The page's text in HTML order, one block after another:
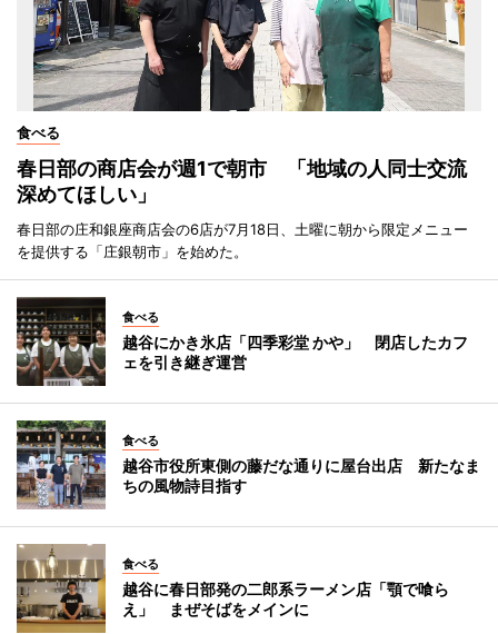
食べる
春日部の商店会が週1で朝市 「地域の人同士交流
深めてほしい」
春日部の庄和銀座商店会の6店が7月18日、土曜に朝から限定メニュー
を提供する「庄銀朝市」を始めた。
食べる
越谷にかき氷店「四季彩堂 かや」 閉店したカフ
ェを引き継ぎ運営
食べる
越谷市役所東側の藤だな通りに屋台出店 新たなま
ちの風物詩目指す
食べる
越谷に春日部発の二郎系ラーメン店「顎で喰ら
え」 まぜそばをメインに